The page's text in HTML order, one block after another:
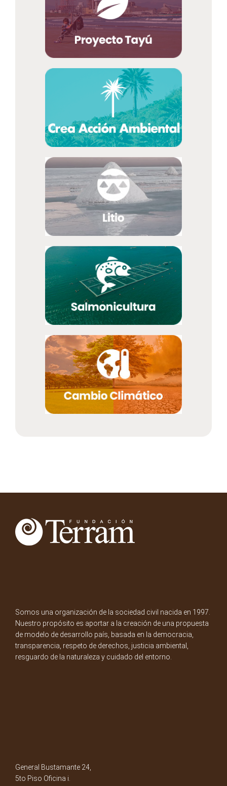
Somos una organización de la sociedad civil nacida en 1997.
Nuestro propósito es aportar a la creación de una propuesta
de modelo de desarrollo país, basada en la democracia,
transparencia, respeto de derechos, justicia ambiental,
resguardo de la naturaleza y cuidado del entorno.
General Bustamante 24,
5to Piso Oficina i.